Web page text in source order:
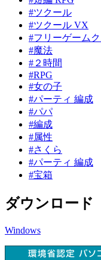
#ツクール
#ツクール VX
#フリーゲーム
#魔法
#２時間
#RPG
#女の子
#パーティ 編成
#パパ
#編成
#属性
#さくら
#パーティ 編成
#宝箱
ダウンロード
Windows